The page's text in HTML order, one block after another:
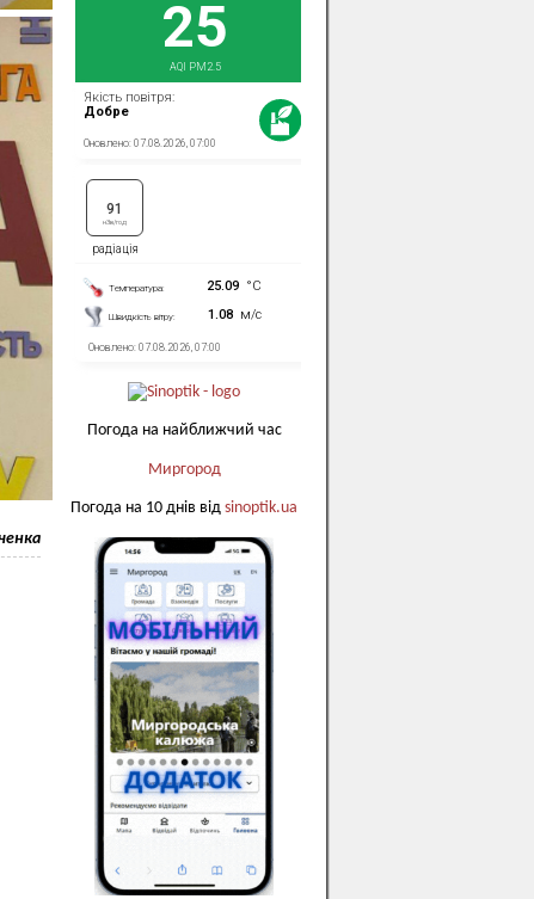
Погода на найближчий час
Миргород
Погода на 10 днів від sinoptik.ua